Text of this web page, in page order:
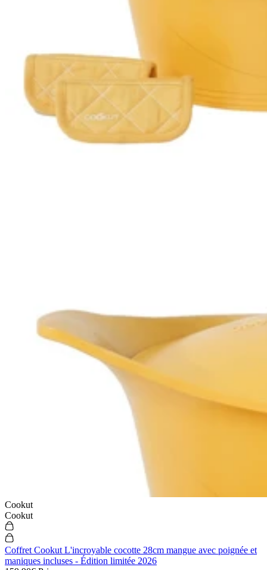
Cookut
Cookut
Coffret Cookut L'incroyable cocotte 28cm mangue avec poignée et
maniques incluses - Édition limitée 2026